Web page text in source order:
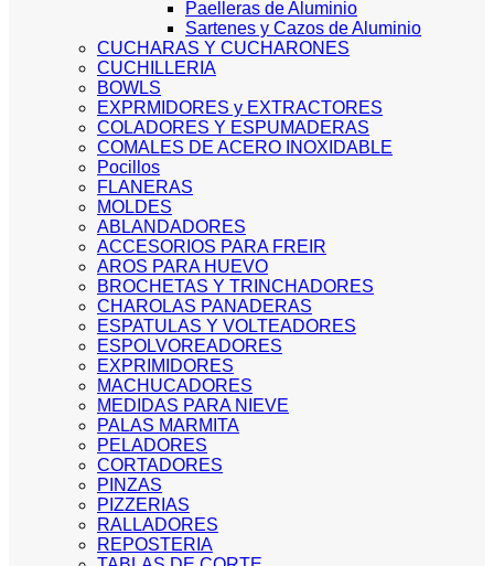
Paelleras de Aluminio
Sartenes y Cazos de Aluminio
CUCHARAS Y CUCHARONES
CUCHILLERIA
BOWLS
EXPRMIDORES y EXTRACTORES
COLADORES Y ESPUMADERAS
COMALES DE ACERO INOXIDABLE
Pocillos
FLANERAS
MOLDES
ABLANDADORES
ACCESORIOS PARA FREIR
AROS PARA HUEVO
BROCHETAS Y TRINCHADORES
CHAROLAS PANADERAS
ESPATULAS Y VOLTEADORES
ESPOLVOREADORES
EXPRIMIDORES
MACHUCADORES
MEDIDAS PARA NIEVE
PALAS MARMITA
PELADORES
CORTADORES
PINZAS
PIZZERIAS
RALLADORES
REPOSTERIA